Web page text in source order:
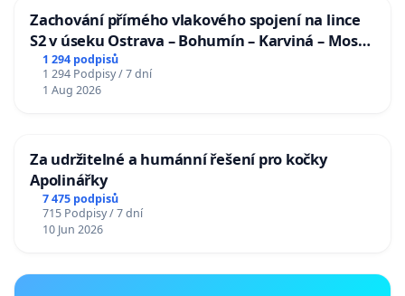
Zachování přímého vlakového spojení na lince
S2 v úseku Ostrava – Bohumín – Karviná – Mosty
u Jablunkova
1 294 podpisů
1 294 Podpisy / 7 dní
1 Aug 2026
Za udržitelné a humánní řešení pro kočky
Apolinářky
7 475 podpisů
715 Podpisy / 7 dní
10 Jun 2026